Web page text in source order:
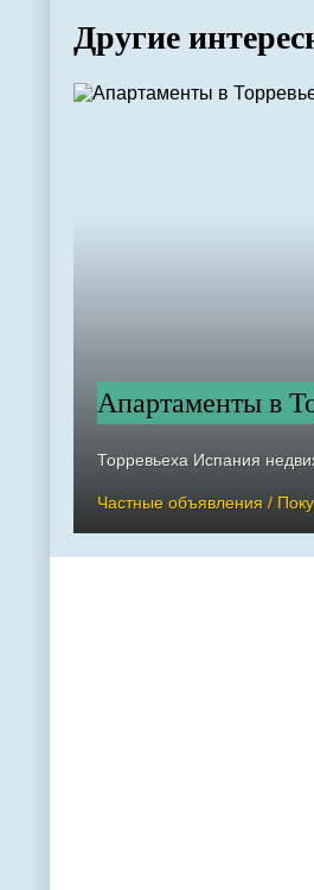
Другие
Апартаменты в
Торревьеха Испания
Частные объявления /